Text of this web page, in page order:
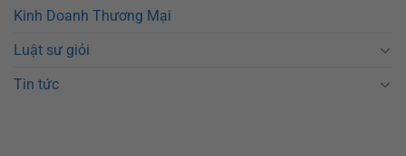
Kinh Doanh Thương Mại
Luật sư giỏi
Tin tức